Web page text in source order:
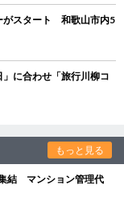
がスタート 和歌山市内5
に合わせ「旅行川柳コ
もっと見る
結 マンション管理代